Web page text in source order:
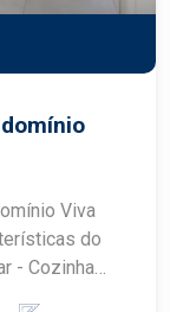
Viva
- Cozinha -